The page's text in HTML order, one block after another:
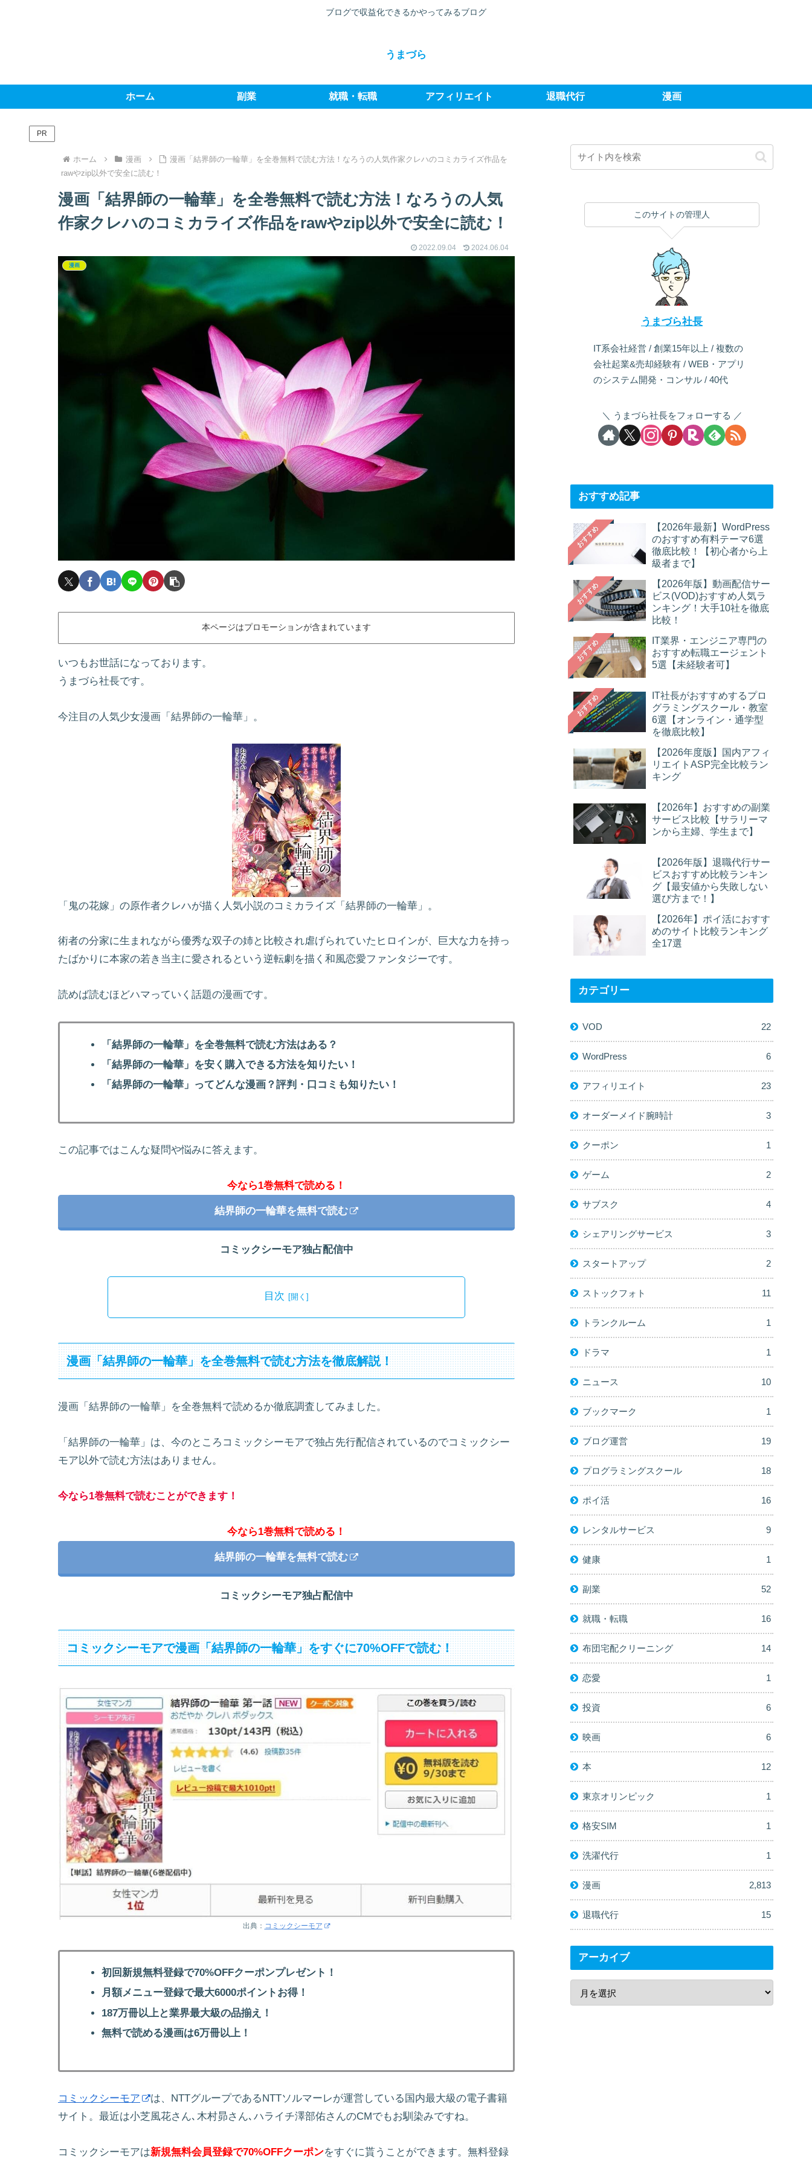
ブログで収益化できるかやってみるブログ
うまづら
ホーム 副業 就職・転職 アフィリエイト 退職代行 漫画
PR
ホーム 漫画
漫画「結界師の一輪華」を全巻無料で読む方法！なろうの人気作家クレハのコミカライズ作品を
rawやzip以外で安全に読む！
漫画「結界師の一輪華」を全巻無料で読む方法！なろうの人気
作家クレハのコミカライズ作品をrawやzip以外で安全に読む！
2022.09.04 2024.06.04
漫画
本ページはプロモーションが含まれています
いつもお世話になっております。
うまづら社長です。
今注目の人気少女漫画「結界師の一輪華」。
「鬼の花嫁」の原作者クレハが描く人気小説のコミカライズ「結界師の一輪華」。
術者の分家に生まれながら優秀な双子の姉と比較され虐げられていたヒロインが、巨大な力を持っ
たばかりに本家の若き当主に愛されるという逆転劇を描く和風恋愛ファンタジーです。
読めば読むほどハマっていく話題の漫画です。
「結界師の一輪華」を全巻無料で読む方法はある？
「結界師の一輪華」を安く購入できる方法を知りたい！
「結界師の一輪華」ってどんな漫画？評判・口コミも知りたい！
この記事ではこんな疑問や悩みに答えます。
今なら1巻無料で読める！
結界師の一輪華を無料で読む
コミックシーモア独占配信中
目次
漫画「結界師の一輪華」を全巻無料で読む方法を徹底解説！
漫画「結界師の一輪華」を全巻無料で読めるか徹底調査してみました。
「結界師の一輪華」は、今のところコミックシーモアで独占先行配信されているのでコミックシー
モア以外で読む方法はありません。
今なら1巻無料で読むことができます！
今なら1巻無料で読める！
結界師の一輪華を無料で読む
コミックシーモア独占配信中
コミックシーモアで漫画「結界師の一輪華」をすぐに70%OFFで読む！
出典： コミックシーモア
初回新規無料登録で70%OFFクーポンプレゼント！
月額メニュー登録で最大6000ポイントお得！
187万冊以上と業界最大級の品揃え！
無料で読める漫画は6万冊以上！
コミックシーモア
は、NTTグループであるNTTソルマーレが運営している国内最大級の電子書籍
サイト。最近は小芝風花さん､木村昴さん､ハライチ澤部佑さんのCMでもお馴染みですね。
コミックシーモアは新規無料会員登録で70%OFFクーポンをすぐに貰うことができます。無料登録
このサイトの管理人
うまづら社長
IT系会社経営 / 創業15年以上 / 複数の
会社起業&売却経験有 / WEB・アプリ
のシステム開発・コンサル / 40代
うまづら社長をフォローする
おすすめ記事
おすすめ
【2026年最新】WordPress
のおすすめ有料テーマ6選
徹底比較！【初心者から上
級者まで】
おすすめ
【2026年版】動画配信サー
ビス(VOD)おすすめ人気ラ
ンキング！大手10社を徹底
比較！
おすすめ
IT業界・エンジニア専門の
おすすめ転職エージェント
5選【未経験者可】
おすすめ
IT社長がおすすめするプロ
グラミングスクール・教室
6選【オンライン・通学型
を徹底比較】
【2026年度版】国内アフィ
リエイトASP完全比較ラン
キング
【2026年】おすすめの副業
サービス比較【サラリーマ
ンから主婦、学生まで】
【2026年版】退職代行サー
ビスおすすめ比較ランキン
グ【最安値から失敗しない
選び方まで！】
【2026年】ポイ活におすす
めのサイト比較ランキング
全17選
カテゴリー
VOD 22
WordPress 6
アフィリエイト 23
オーダーメイド腕時計 3
クーポン 1
ゲーム 2
サブスク 4
シェアリングサービス 3
スタートアップ 2
ストックフォト 11
トランクルーム 1
ドラマ 1
ニュース 10
ブックマーク 1
ブログ運営 19
プログラミングスクール 18
ポイ活 16
レンタルサービス 9
健康 1
副業 52
就職・転職 16
布団宅配クリーニング 14
恋愛 1
投資 6
映画 6
本 12
東京オリンピック 1
格安SIM 1
洗濯代行 1
漫画 2,813
退職代行 15
アーカイブ